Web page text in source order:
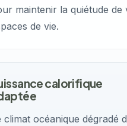
maintenir la quiétude de
de vie.
calorifique
climat océanique dégradé